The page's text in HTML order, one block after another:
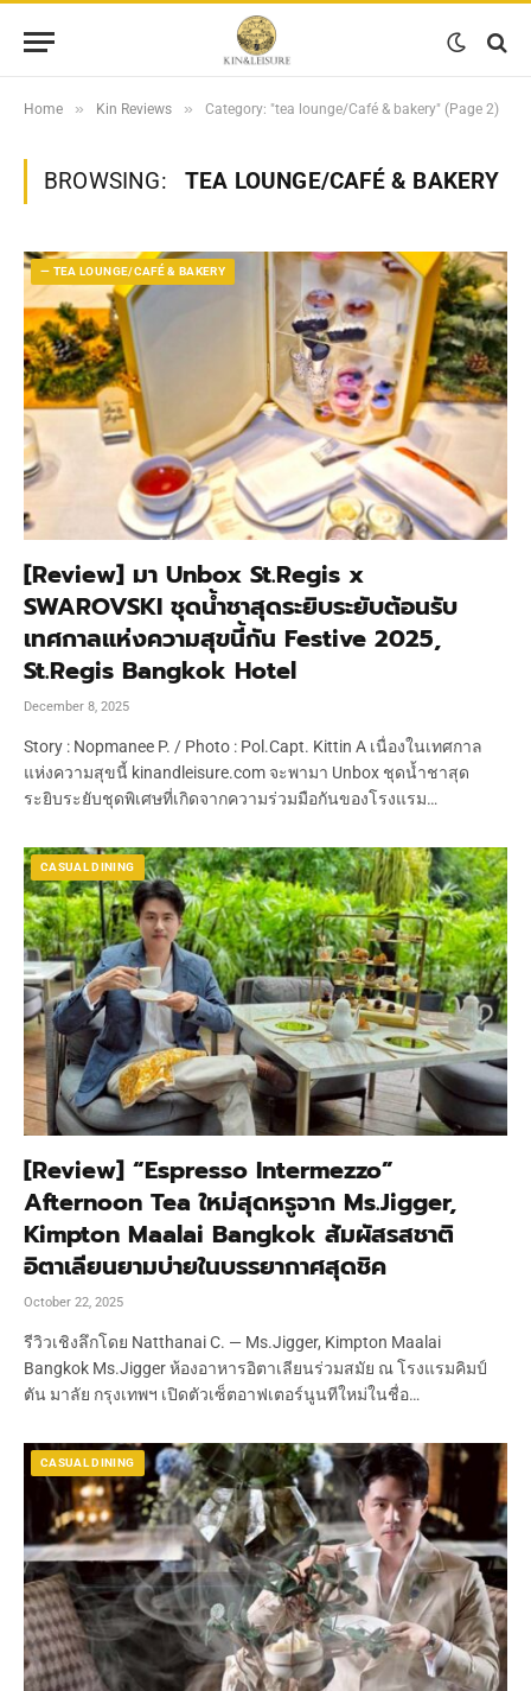
Home » Kin Reviews » Category: "tea lounge/Café & bakery" (Page 2)
BROWSING: TEA LOUNGE/CAFÉ & BAKERY
— TEA LOUNGE/CAFÉ & BAKERY
[Review] มา Unbox St.Regis x
SWAROVSKI ชุดน้ำชาสุดระยิบระยับต้อนรับ
เทศกาลแห่งความสุขนี้กัน Festive 2025,
St.Regis Bangkok Hotel
December 8, 2025
Story : Nopmanee P. / Photo : Pol.Capt. Kittin A เนื่องในเทศกาล
แห่งความสุขนี้ kinandleisure.com จะพามา Unbox ชุดน้ำชาสุด
ระยิบระยับชุดพิเศษที่เกิดจากความร่วมมือกันของโรงแรม…
CASUAL DINING
[Review] “Espresso Intermezzo”
Afternoon Tea ใหม่สุดหรูจาก Ms.Jigger,
Kimpton Maalai Bangkok สัมผัสรสชาติ
อิตาเลียนยามบ่ายในบรรยากาศสุดชิค
October 22, 2025
รีวิวเชิงลึกโดย Natthanai C. — Ms.Jigger, Kimpton Maalai
Bangkok Ms.Jigger ห้องอาหารอิตาเลียนร่วมสมัย ณ โรงแรมคิมป์
ตัน มาลัย กรุงเทพฯ เปิดตัวเซ็ตอาฟเตอร์นูนทีใหม่ในชื่อ…
CASUAL DINING